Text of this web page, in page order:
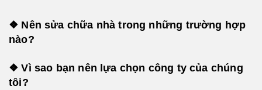
❖ Nên sửa chữa nhà trong những trường hợp
nào?
❖ Vì sao bạn nên lựa chọn công ty của chúng
tôi?